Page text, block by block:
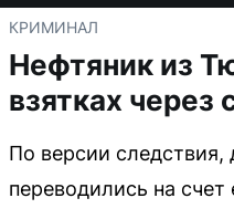
КРИМИНАЛ
Нефтяник из
взятках через
По версии
переводились на